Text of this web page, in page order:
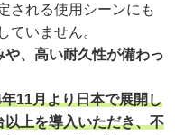
される使用シーンにも
ていません。
、高い耐久性が備わっ
11月より日本で展開し
上を導入いただき、不